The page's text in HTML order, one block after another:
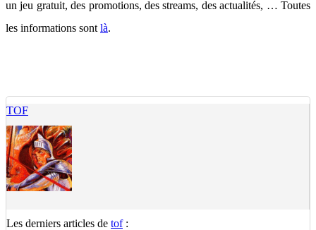
un jeu gratuit, des promotions, des streams, des actualités, … Toutes
les informations sont là.
TOF
Les derniers articles de tof: